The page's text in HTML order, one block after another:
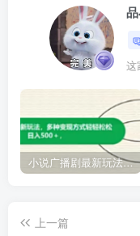
这
小说广播剧最新玩法，多种变现方式轻轻松松日入500＋【揭秘】
上一篇